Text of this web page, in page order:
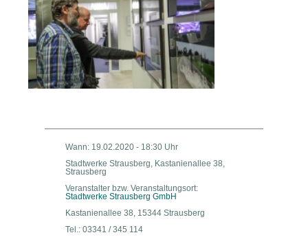
Wann: 19.02.2020 - 18:30 Uhr
Stadtwerke Strausberg, Kastanienallee 38,
Strausberg
Veranstalter bzw. Veranstaltungsort:
Stadtwerke Strausberg GmbH
Kastanienallee 38, 15344 Strausberg
Tel.: 03341 / 345 114